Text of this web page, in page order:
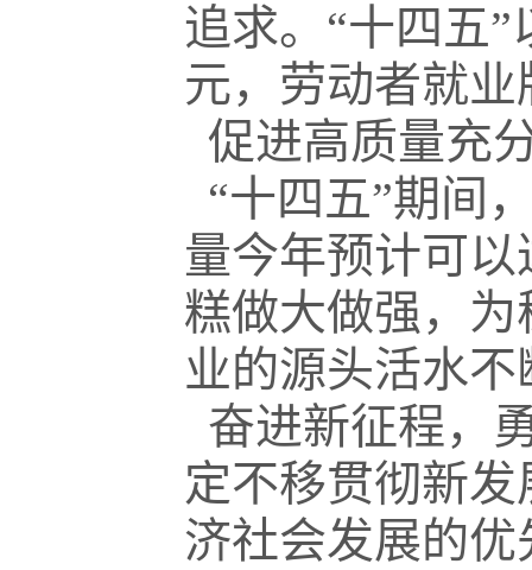
追求。“十四五
元，劳动者就
促进高质量充
“十四五”期间
量今年预计可
糕做大做强，
业的源头活水不
奋进新征程，
定不移贯彻新
济社会发展的